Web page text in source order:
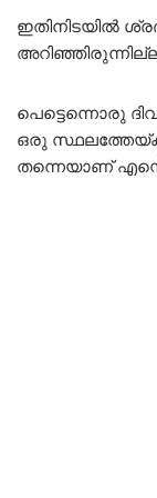
ഇതിനിടയിൽ
പെട്ടെന്നൊരു
ഒരു
തന്നെയാണ്